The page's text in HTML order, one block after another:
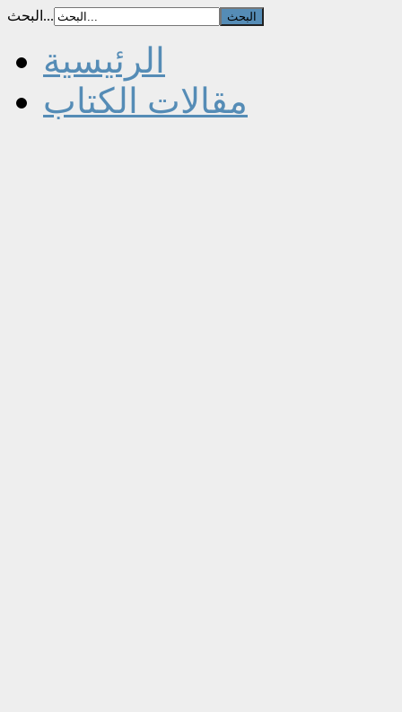
البحث...
الرئيسية
مقالات الكتاب